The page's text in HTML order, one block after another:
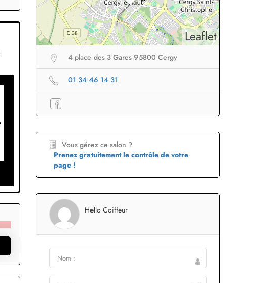
Lisseur sans filfacile à
Profiterà -50%
Brosse lissantepour des
Leaflet
4 place des 3 Gares 95800 Cergy
01 34 46 14 31
Vous gérez ce salon ?
Prenez gratuitement le contrôle de votre
page !
Hello Coiffeur